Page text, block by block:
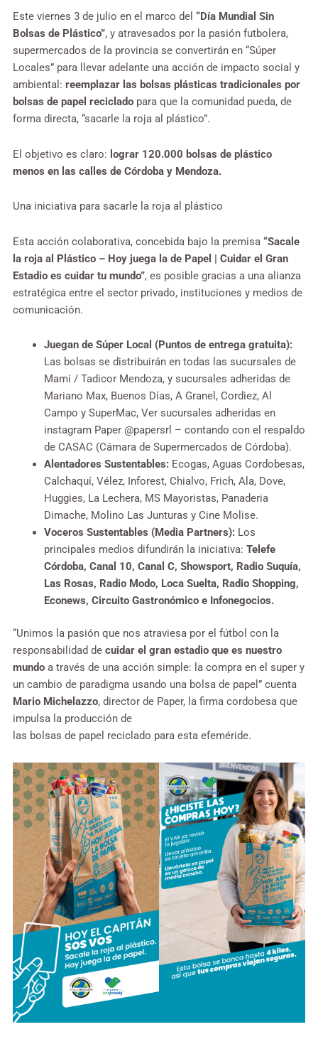
Este viernes 3 de julio en el marco del “Día Mundial Sin
Bolsas de Plástico”, y atravesados por la pasión futbolera,
supermercados de la provincia se convertirán en “Súper
Locales” para llevar adelante una acción de impacto social y
ambiental: reemplazar las bolsas plásticas tradicionales por
bolsas de papel reciclado para que la comunidad pueda, de
forma directa, “sacarle la roja al plástico”.
El objetivo es claro: lograr 120.000 bolsas de plástico
menos en las calles de Córdoba y Mendoza.
Una iniciativa para sacarle la roja al plástico
Esta acción colaborativa, concebida bajo la premisa “Sacale
la roja al Plástico – Hoy juega la de Papel | Cuidar el Gran
Estadio es cuidar tu mundo”, es posible gracias a una alianza
estratégica entre el sector privado, instituciones y medios de
comunicación.
Juegan de Súper Local (Puntos de entrega gratuita):
Las bolsas se distribuirán en todas las sucursales de
Mami / Tadicor Mendoza, y sucursales adheridas de
Mariano Max, Buenos Días, A Granel, Cordiez, Al
Campo y SuperMac, Ver sucursales adheridas en
instagram Paper @papersrl – contando con el respaldo
de CASAC (Cámara de Supermercados de Córdoba).
Alentadores Sustentables:Ecogas, Aguas Cordobesas,
Calchaquí, Vélez, Inforest, Chialvo, Frich, Ala, Dove,
Huggies, La Lechera, MS Mayoristas, Panaderia
Dimache, Molino Las Junturas y Cine Molise.
Voceros Sustentables (Media Partners): Los
principales medios difundirán la iniciativa: Telefe
Córdoba, Canal 10, Canal C, Showsport, Radio Suquía,
Las Rosas, Radio Modo, Loca Suelta, Radio Shopping,
Econews, Circuito Gastronómico e Infonegocios.
“Unimos la pasión que nos atraviesa por el fútbol con la
responsabilidad de cuidar el gran estadio que es nuestro
mundo a través de una acción simple: la compra en el super y
un cambio de paradigma usando una bolsa de papel” cuenta
Mario Michelazzo, director de Paper, la firma cordobesa que
impulsa la producción de
las bolsas de papel reciclado para esta efeméride.